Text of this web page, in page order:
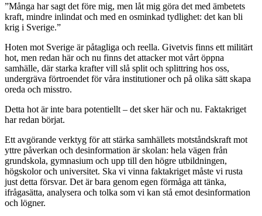
”Många har sagt det före mig, men låt mig göra det med ämbetets
kraft, mindre inlindat och med en osminkad tydlighet: det kan bli
krig i Sverige.”
Hoten mot Sverige är påtagliga och reella. Givetvis finns ett militärt
hot, men redan här och nu finns det attacker mot vårt öppna
samhälle, där starka krafter vill slå split och splittring hos oss,
undergräva förtroendet för våra institutioner och på olika sätt skapa
oreda och misstro.
Detta hot är inte bara potentiellt – det sker här och nu. Faktakriget
har redan börjat.
Ett avgörande verktyg för att stärka samhällets motståndskraft mot
yttre påverkan och desinformation är skolan: hela vägen från
grundskola, gymnasium och upp till den högre utbildningen,
högskolor och universitet. Ska vi vinna faktakriget måste vi rusta
just detta försvar. Det är bara genom egen förmåga att tänka,
ifrågasätta, analysera och tolka som vi kan stå emot desinformation
och lögner.